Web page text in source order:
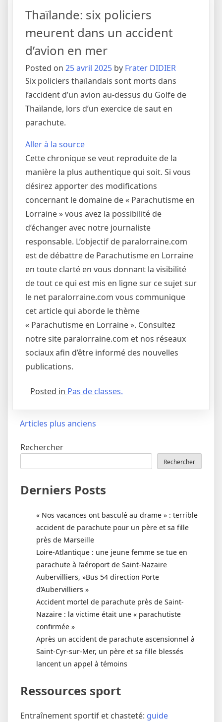
Thaïlande: six policiers
meurent dans un accident
d’avion en mer
Posted on 25 avril 2025 by Frater DIDIER
Six policiers thaïlandais sont morts dans
l’accident d’un avion au-dessus du Golfe de
Thaïlande, lors d’un exercice de saut en
parachute.
Aller à la source
Cette chronique se veut reproduite de la
manière la plus authentique qui soit. Si vous
désirez apporter des modifications
concernant le domaine de « Parachutisme en
Lorraine » vous avez la possibilité de
d’échanger avec notre journaliste
responsable. L’objectif de paralorraine.com
est de débattre de Parachutisme en Lorraine
en toute clarté en vous donnant la visibilité
de tout ce qui est mis en ligne sur ce sujet sur
le net paralorraine.com vous communique
cet article qui aborde le thème
« Parachutisme en Lorraine ». Consultez
notre site paralorraine.com et nos réseaux
sociaux afin d’être informé des nouvelles
publications.
Posted in Pas de classes.
Navigation
des
Articles plus anciens
Rechercher
Rechercher
Derniers Posts
« Nos vacances ont basculé au drame » : terrible
accident de parachute pour un père et sa fille
près de Marseille
Loire-Atlantique : une jeune femme se tue en
parachute à l’aéroport de Saint-Nazaire
Aubervilliers, »Bus 54 direction Porte
d’Aubervilliers »
Accident mortel de parachute près de Saint-
Nazaire : la victime était une « parachutiste
confirmée »
Après un accident de parachute ascensionnel à
Saint-Cyr-sur-Mer, un père et sa fille blessés
lancent un appel à témoins
Ressources sport
Entraînement sportif et chasteté: guide